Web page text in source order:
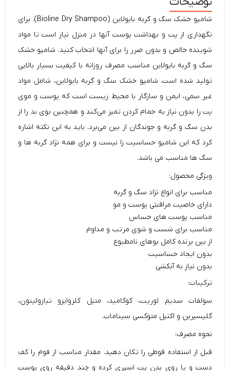
شامپو خشک سگ و گربه بایولاین (Bioline Dry Shampoo). برای
نگهداری از پت و بهداشت پوست آنها در منزل نیاز است تا مواد
شوینده خالص و بدون ضرر را برای آنها انتخاب کنید. شامپو خشک
سگ و گربه بایولاین مناسب مصرف روزانه با کیفیت بسیار بالایی
تولید شده است. شامپو خشک سگ و گربه بایولاین، شامل مواد
غیر سمی، ایمن و سازگار با محیط زیستاست که پوست و موی
پت را بدون نیاز به حمام کردن تمیز می‌کند و همچنین بوی بد را از
بدن سگ و گربه و جوندگان از بین می‌برد. باید به این نکته اشاره
کرد که این شامپو حساسیت زا نیست و برای همه نژاد گربه ها و
سگ ها مناسب می باشد.
ویژگی محصول:
مناسب برای انواع نژاد سگ و گربه
دارای خاصیت مراقبتی پوست و مو
مناسب پوست های حساس
مناسب برای شست و شوی مرتب و مداوم
از بین برنده کامل بوهای نامطبوع
بدون ایجاد حساسیت
بدون نیاز به آبکشی
ترکیبات:
سولفات سدیم لوریت، کوکامید، متیل کلروایزو تیازولینون،
گلیسیرین و اکتیل متوکسی سینامات.
نحوه مصرف:
قبل از استفاده قوطی را تکان دهید. مقدار مناسب از فوم را کف
دست و یا روی بدن پت اسپری کرده و چند دقیقه روی پوست